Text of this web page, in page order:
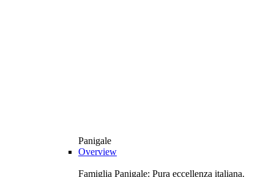
Panigale
Overview
Famiglia Panigale: Pura eccellenza italiana.